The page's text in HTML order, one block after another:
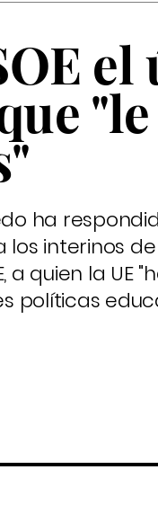
ha
interinos
a quien la UE
políticas